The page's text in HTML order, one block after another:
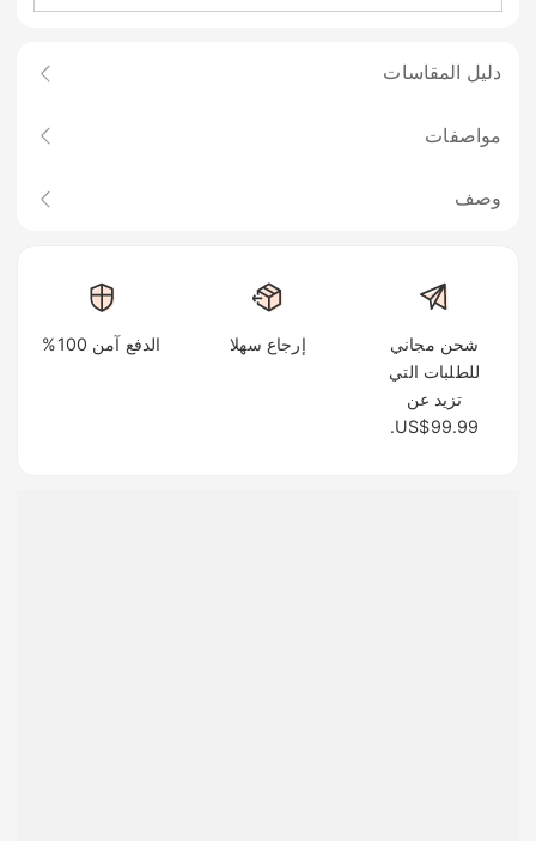
دليل المقاسات
مواصفات
وصف
شحن مجاني
للطلبات التي
تزيد عن
US$99.99.
إرجاع سهلا الدفع آمن 100%